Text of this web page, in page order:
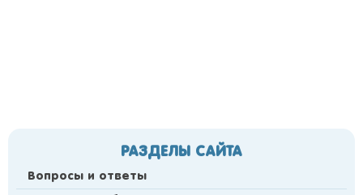
РАЗДЕЛЫ САЙТА
Вопросы и ответы